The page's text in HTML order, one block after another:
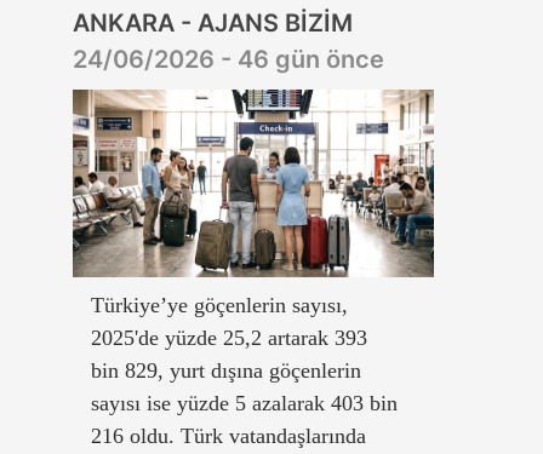
ANKARA - AJANS BİZİM
24/06/2026 - 46 gün önce
Türkiye’ye göçenlerin sayısı,
2025'de yüzde 25,2 artarak 393
bin 829, yurt dışına göçenlerin
sayısı ise yüzde 5 azalarak 403 bin
216 oldu. Türk vatandaşlarında